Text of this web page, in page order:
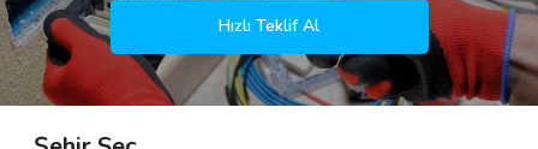
Kategoriler
🎈 Biz Kimiz?
Hızlı Teklif Al